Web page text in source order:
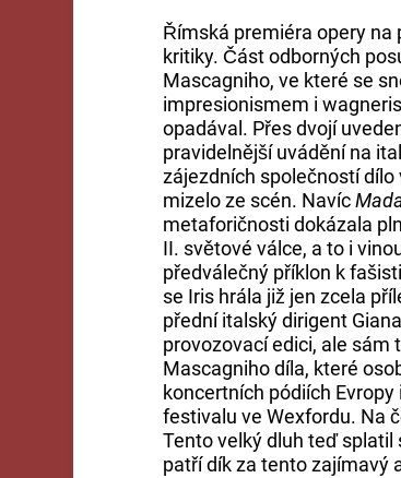
Římská premiéra opery na
kritiky. Část odborných
Mascagniho, ve které se
impresionismem i
opadával. Přes dvojí
pravidelnější uvádění na
zájezdních společností
mizelo ze scén. Navíc
metaforičnosti dokázala
II. světové válce, a to i
předválečný příklon k
se Iris hrála již jen zcela
přední italský dirigent
provozovací edici, ale
Mascagniho díla, které
koncertních pódiích
festivalu ve Wexfordu. Na
Tento velký dluh teď splatil
patří dík za tento zajímavý